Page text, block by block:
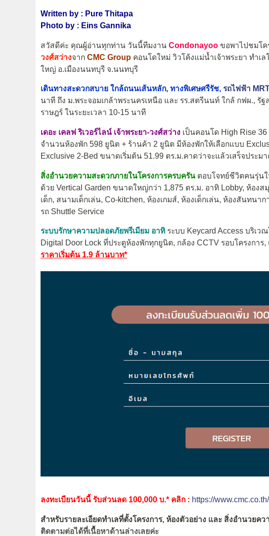
Written by : Pure Thitapa
Photo by : Eins Gannika
สวัสดีค่ะ คุณผู้อ่านทุกท่าน วันนี้ทีมงาน Condonayoo ขอพาไปชมโค
วงศ์สว่างจาก CMC Group คอนโดใหม่ วิวโค้งแม่น้ำเจ้าพระยา ทำ
ใหญ่ อ.เมืองนนทบุรี จ.นนทบุรี
เดินทางสะดวกสบาย ใกล้ถนนเส้นหลัก, ทางพิเศษศรีรัช, รถไฟฟ้า
นาที ถึง ม.พระจอมเกล้าพระนครเหนือ และ รร.สตรีนนท์ ใกล้ กฟผ., รั
ราษฎร์ ในระยะเวลา 10-15 นาที
เดอะ เคลฟ ริเวอร์ไลน์ เจ้าพระยา-วงศ์สว่าง เป็นคอนโด High Rise
จำนวนห้องพัก 598 ยูนิต + ร้านค้า 2 ยูนิต มีห้องพักให้เลือกแบบ
Exclusive 2-Bed ขนาดเริ่มต้น 51.99 ตร.ม.คาดว่าจะแล้วเสร็จประม
สิ่งอำนวยความสะดวกภายในโครงการครบครัน ตอบโจทย์ชีวิตคนรุ่น
ด้วย Vertical Garden ขนาดใหญ่กว่า 1,875 ตร.ม. อาทิ Lobby, ห้อง
เด็ก, สนามเด็กเล่น, Co-kitchen, ห้องเกมส์, ห้องเด็กเล่น, ห้องสันทน
รถ Shuttle Service
ระบบรักษาความปลอดภัยพรีเมียม อาทิ ระบบ Keycard Access บริเว
Digital Door Lock ที่ประตูห้องพักทุกยูนิต, กล้อง CCTV รอบโครงกา
ราคาเริ่มต้น 1.9 ล้านบาท*
ลงทะเบียนวันนี้ รับส่วนลด 100,000 บ.* คลิก : https://
สำหรับรายละเอียดทำเลที่ตั้งโครงการ, ห้องตัวอย่าง และ สิ่งอำนวยค
ติดตามต่อได้ที่เนื้อหาด้านล่างเลยค่ะ